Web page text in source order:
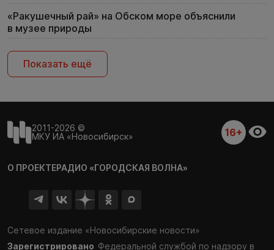
«Ракушечный рай» на Обском море объяснили
в музее природы
Показать ещё
2011-2026 ©
МКУ ИА «Новосибирск»
16+
О ПРОЕКТЕРАДИО «ГОРОДСКАЯ ВОЛНА»
Сетевое издание «Новосибирские новости»
Зарегистрировано Федеральной службой по надзору в